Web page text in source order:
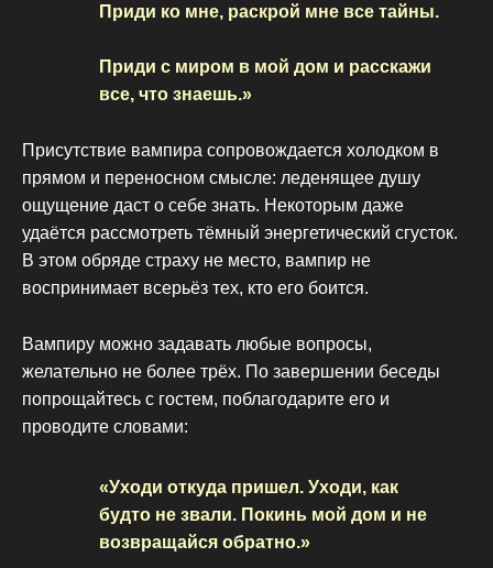
Приди ко мне, раскрой мне все тайны.
Приди с миром в мой дом и расскажи
все, что знаешь.»
Присутствие вампира сопровождается холодком в
прямом и переносном смысле: леденящее душу
ощущение даст о себе знать. Некоторым даже
удаётся рассмотреть тёмный энергетический сгусток.
В этом обряде страху не место, вампир не
воспринимает всерьёз тех, кто его боится.
Вампиру можно задавать любые вопросы,
желательно не более трёх. По завершении беседы
попрощайтесь с гостем, поблагодарите его и
проводите словами:
«Уходи откуда пришел. Уходи, как
будто не звали. Покинь мой дом и не
возвращайся обратно.»